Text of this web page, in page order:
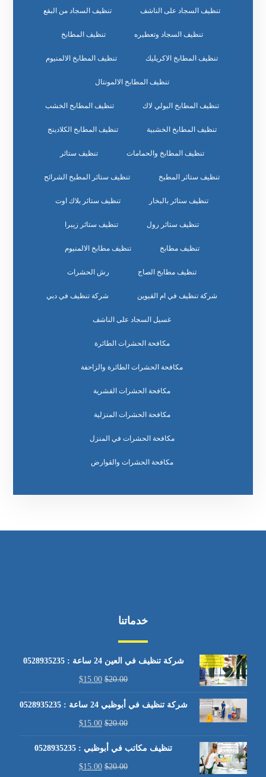
تنظيف السجاد على الناشف تنظيف السجاد من البقع
تنظيف السجاد وتعطيره تنظيف المطابخ
تنظيف المطابخ الاكريليك تنظيف المطابخ الالمنيوم
تنظيف المطابخ الالمونتال
تنظيف المطابخ البولي لاك تنظيف المطابخ الخشب
تنظيف المطابخ الخشبية تنظيف المطابخ الكلادينج
تنظيف المطابخ والحمامات تنظيف ستائر
تنظيف ستائر المطبخ تنظيف ستائر المطبخ الشرائح
تنظيف ستائر بالبخار تنظيف ستائر بلاك اوت
تنظيف ستائر رول تنظيف ستائر زيبرا
تنظيف مطابخ تنظيف مطابخ الالمنيوم
تنظيف مطابخ الصاج رش الحشرات
شركة تنظيف في ام القيوين شركة تنظيف في دبي
غسيل السجاد على الناشف
مكافحة الحشرات الطائرة
مكافحة الحشرات الطائرة والزاحفة
مكافحة الحشرات القشرية
مكافحة الحشرات المنزلية
مكافحة الحشرات في المنزل
مكافحة الحشرات والقوارض
خدماتنا
شركة تنظيف في العين 24 ساعة : 0528935235
$20.00
$15.00
شركة تنظيف في أبوظبي 24 ساعة : 0528935235
$20.00
$15.00
تنظيف مكاتب في أبوظبي : 0528935235
$20.00
$15.00